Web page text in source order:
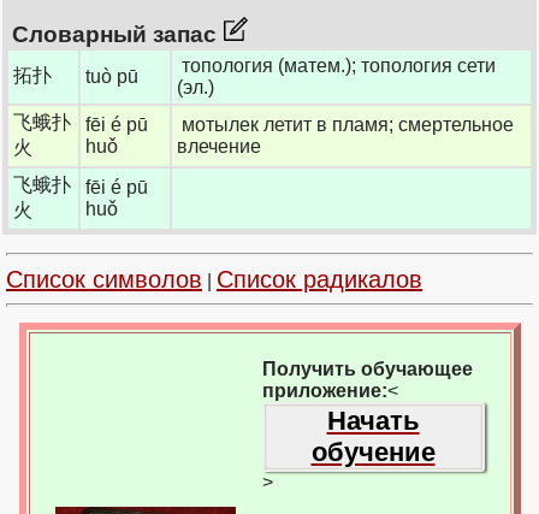
Словарный запас
拓扑 tuò pū
топология (матем.); топология сети
(эл.)
飞蛾扑
火
fēi é pū
huǒ
мотылек летит в пламя; смертельное
влечение
飞蛾扑
火
fēi é pū
huǒ
Список символов Список радикалов
Получить обучающее
приложение:<
Начать
обучение
>